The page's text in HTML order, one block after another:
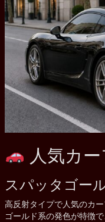
人気カ
スパッタゴー
高反射タイプで人気のカー
ゴールド系の発色が特徴